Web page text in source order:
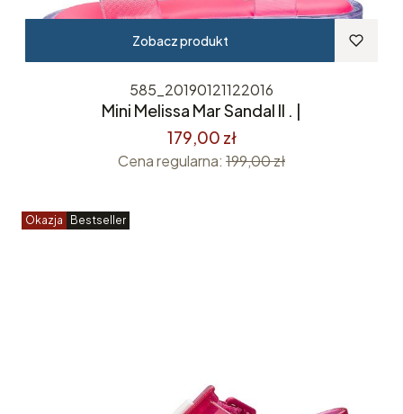
Zobacz produkt
585_20190121122016
Mini Melissa Mar Sandal II . |
179,00 zł
Cena regularna: 199,00 zł
Okazja Bestseller